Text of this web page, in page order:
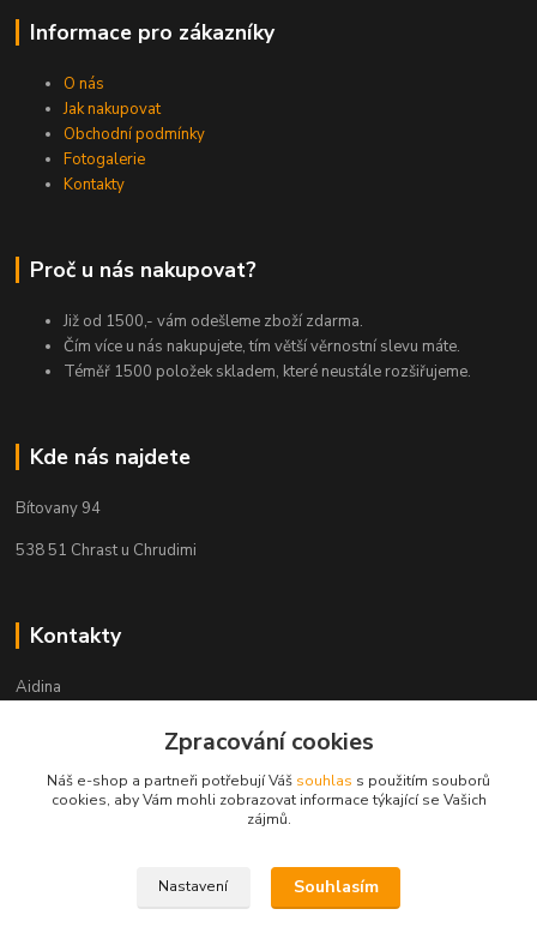
Informace pro zákazníky
O nás
Jak nakupovat
Obchodní podmínky
Fotogalerie
Kontakty
Proč u nás nakupovat?
Již od 1500,- vám odešleme zboží zdarma.
Čím více u nás nakupujete, tím větší věrnostní slevu máte.
Téměř 1500 položek skladem, které neustále rozšiřujeme.
Kde nás najdete
Bítovany 94
538 51 Chrast u Chrudimi
Kontakty
Aidina
Veronika Holasová Schejbalová
+420 777 153 450
(Po-Pá, 8-16 hod.)
Zpracování cookies
Náš e-shop a partneři potřebují Váš souhlas s použitím souborů
cookies, aby Vám mohli zobrazovat informace týkající se Vašich
zájmů.
Nastavení Souhlasím